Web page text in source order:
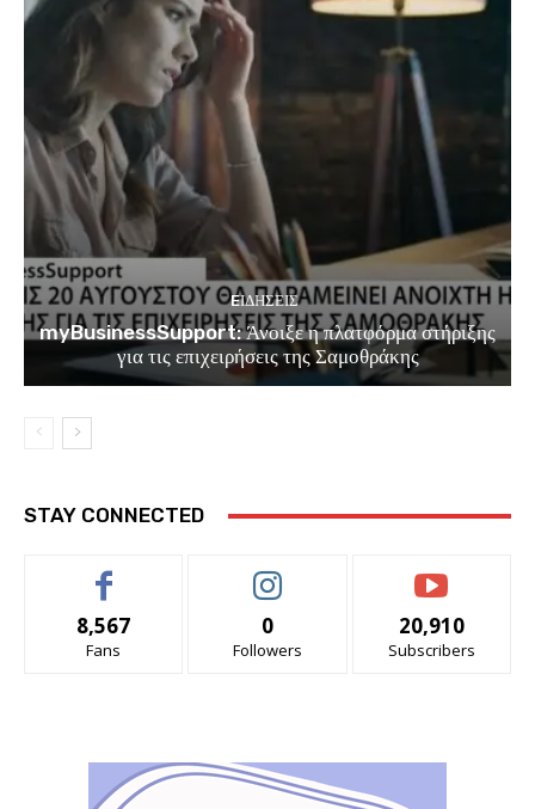
EΙΔΗΣΕΙΣ
myBusinessSupport: Άνοιξε η πλατφόρμα στήριξης
για τις επιχειρήσεις της Σαμοθράκης
STAY CONNECTED
8,567
Fans
0
Followers
20,910
Subscribers